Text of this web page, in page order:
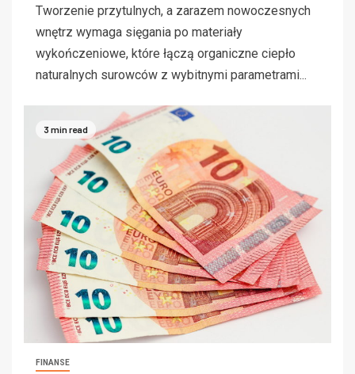
Tworzenie przytulnych, a zarazem nowoczesnych
wnętrz wymaga sięgania po materiały
wykończeniowe, które łączą organiczne ciepło
naturalnych surowców z wybitnymi parametrami...
3 min read
FINANSE